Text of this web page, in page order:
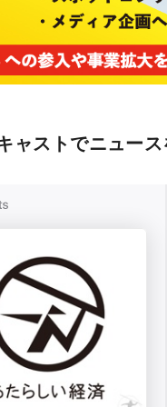
ャストでニュース